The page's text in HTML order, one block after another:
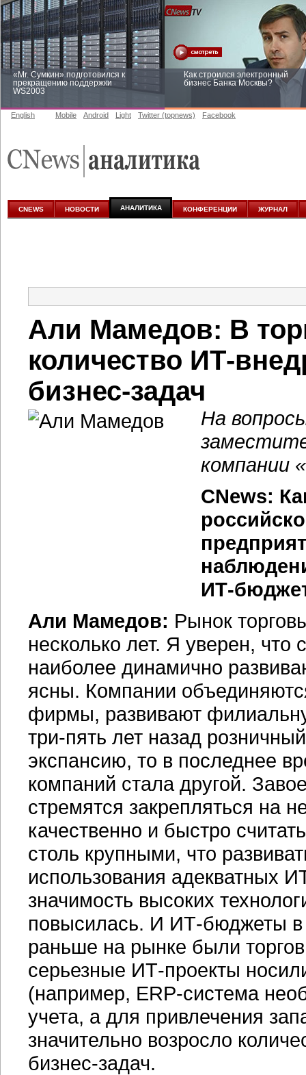
«Mr. Сумкин» подготовился к
прекращению поддержки
WS2003
Как строился электронный
бизнес Банка Москвы?
аналитике
English Mobile Android Light Twitter (topnews) Facebook
CNEWS НОВОСТИ АНАЛИТИКА КОНФЕРЕНЦИИ ЖУРНАЛ
Али Мамедов: В
количество ИТ-
бизнес-задач
На
компании
CNews:
ИТ-
Али Мамедов: Рынок
несколько лет. Я уверен,
наиболее динамично
ясны. Компании
фирмы, развивают
три-пять лет назад
экспансию, то в последнее
компаний стала другой.
стремятся закрепляться на
качественно и быстро
столь крупными, что
использования адекватных
значимость высоких
повысилась. И ИТ-бюджеты в
раньше на рынке были
серьезные ИТ-проекты
(например, ERP-система
учета, а для привлечения
значительно возросло
бизнес-задач.